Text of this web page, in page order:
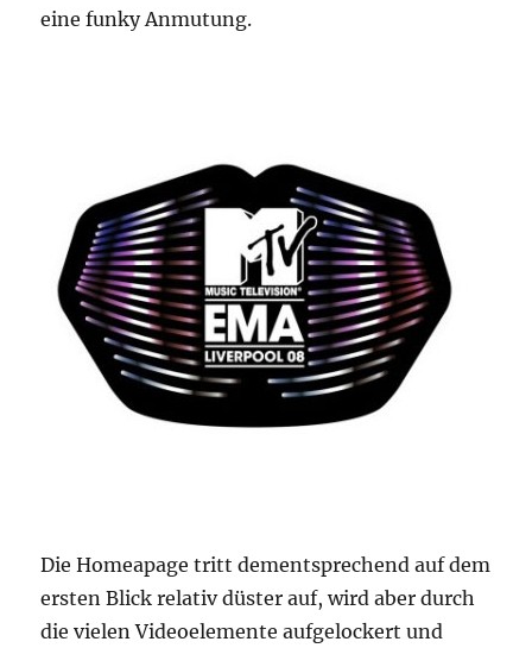
eine funky Anmutung.
Die Homeapage tritt dementsprechend auf dem
ersten Blick relativ düster auf, wird aber durch
die vielen Videoelemente aufgelockert und